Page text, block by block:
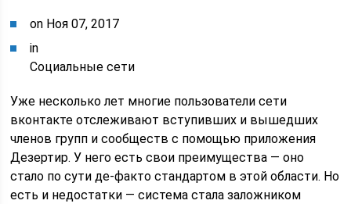
on Ноя 07, 2017
in
Социальные сети
Уже несколько лет многие пользователи сети
вконтакте отслеживают вступивших и вышедших
членов групп и сообществ с помощью приложения
Дезертир. У него есть свои преимущества — оно
стало по сути де-факто стандартом в этой области. Но
есть и недостатки — система стала заложником